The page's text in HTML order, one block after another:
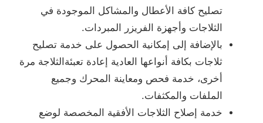
تصليح كافة الأعطال والمشاكل الموجودة في
الثلاجات وأجهزة الفريزر المبردات.
بالإضافة إلى إمكانية الحصول على خدمة تصليح
ثلاجات بكافة أنواعها العادية إعادة تعبئةالثلاجة مرة
أخرى، خدمة فحص ومعاينة المحرك وجميع
الملفات والمكثفات.
خدمة إصلاح الثلاجات الأفقية المخصصة لوضع